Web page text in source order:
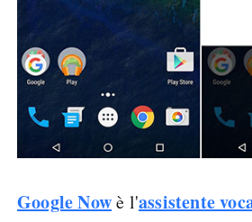
Google Nowè l'assistente